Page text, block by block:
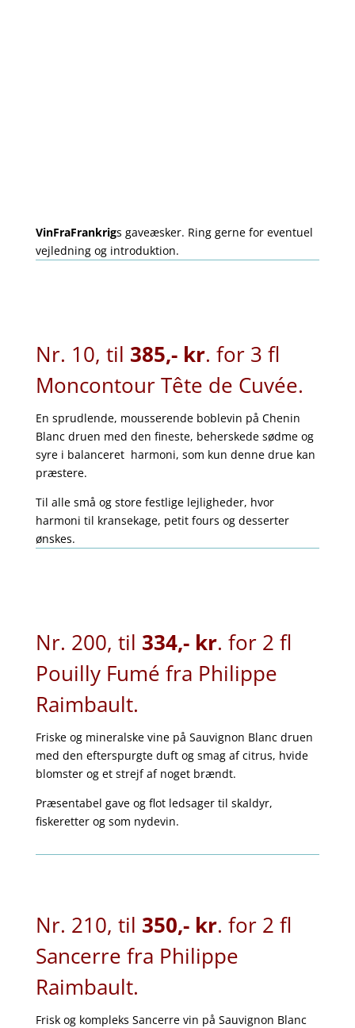
VinFraFrankrigs gaveæsker. Ring gerne for eventuel
vejledning og introduktion.
Nr. 10, til 385,- kr. for 3 fl
Moncontour Tête de Cuvée.
En sprudlende, mousserende boblevin på Chenin
Blanc druen med den fineste, beherskede sødme og
syre i balanceret harmoni, som kun denne drue kan
præstere.
Til alle små og store festlige lejligheder, hvor
harmoni til kransekage, petit fours og desserter
ønskes.
Nr. 200, til 334,- kr. for 2 fl
Pouilly Fumé fra Philippe
Raimbault.
Friske og mineralske vine på Sauvignon Blanc druen
med den efterspurgte duft og smag af citrus, hvide
blomster og et strejf af noget brændt.
Præsentabel gave og flot ledsager til skaldyr,
fiskeretter og som nydevin.
Nr. 210, til 350,- kr. for 2 fl
Sancerre fra Philippe
Raimbault.
Frisk og kompleks Sancerre vin på Sauvignon Blanc